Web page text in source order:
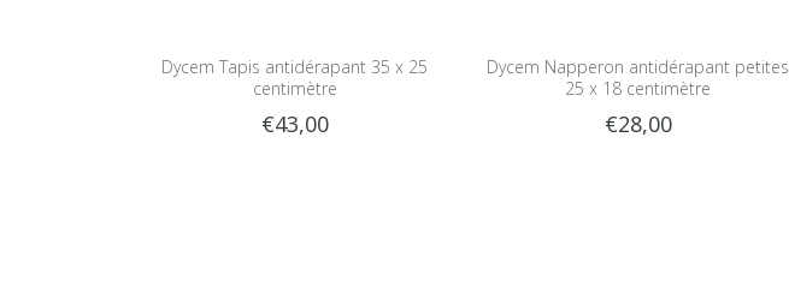
Dycem Tapis antidérapant 35 x 25
centimètre
€43,00
Dycem Napperon antidérapant petites
25 x 18 centimètre
€28,00